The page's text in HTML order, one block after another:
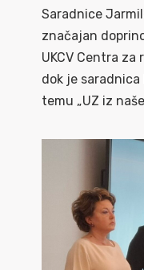
Saradnice
značajan
UKCV Centra
dok je saradnica
temu „UZ iz